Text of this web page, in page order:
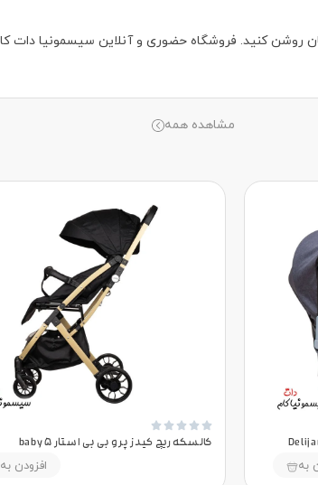
روشن کنید. فروشگاه حضوری‌ و آنلاین سیسمونیا دات
مشاهده همه
به





کالسکه ریچ کیدز پرو بی بی استار baby 5
افزودن به